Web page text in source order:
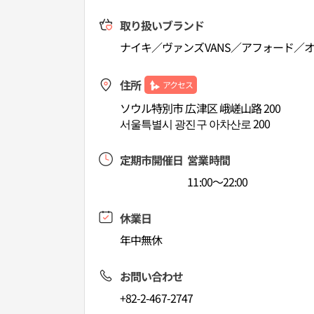
取り扱いブランド
ナイキ／ヴァンズVANS／アフォード／
住所 アクセス
ソウル特別市 広津区 峨嵯山路 200
서울특별시 광진구 아차산로 200
定期市開催日 営業時間
11:00～22:00
休業日
年中無休
お問い合わせ
+82-2-467-2747